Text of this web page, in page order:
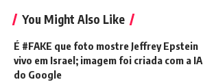
You Might Also Like
É #FAKE que foto mostre Jeffrey Epstein
vivo em Israel; imagem foi criada com a IA
do Google